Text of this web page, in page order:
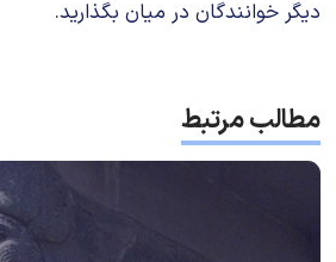
دیگر خوانندگان در میان بگذارید.
مطالب مرتبط